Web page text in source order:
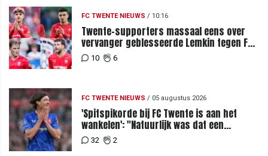
FC TWENTE NIEUWS / 10:16
Twente-supporters massaal eens over
vervanger geblesseerde Lemkin tegen FC
DAC 04
10 6
FC TWENTE NIEUWS / 05 augustus 2026
'Spitspikorde bij FC Twente is aan het
wankelen': "Natuurlijk was dat een
signaal"
32 2